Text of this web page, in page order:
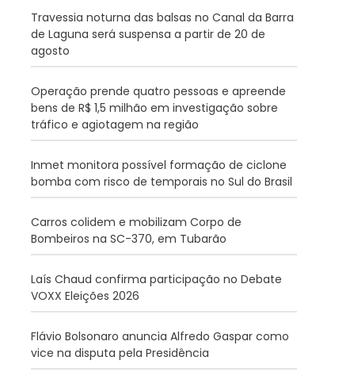
Travessia noturna das balsas no Canal da Barra
de Laguna será suspensa a partir de 20 de
agosto
Operação prende quatro pessoas e apreende
bens de R$ 1,5 milhão em investigação sobre
tráfico e agiotagem na região
Inmet monitora possível formação de ciclone
bomba com risco de temporais no Sul do Brasil
Carros colidem e mobilizam Corpo de
Bombeiros na SC-370, em Tubarão
Laís Chaud confirma participação no Debate
VOXX Eleições 2026
Flávio Bolsonaro anuncia Alfredo Gaspar como
vice na disputa pela Presidência